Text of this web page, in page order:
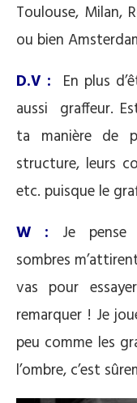
Toulouse, Milan,
ou bien
D.V : En plus
aussi graffeur.
ta manière de
structure, leurs
etc. puisque le
W :
Je pense
sombres
vas pour
remarquer ! Je
peu comme les
l’ombre, c’est